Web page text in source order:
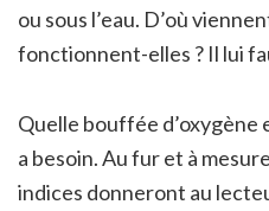
ou sous l’eau. D’où
fonctionnent-elles ? Il lui
Quelle bouffée d’oxygène
a besoin. Au fur et à
indices donneront au